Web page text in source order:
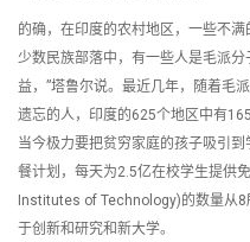
的确，在印度的农村地区，一些不
少数民族部落中，有一些人是毛派
益，”塔鲁尔说。最近几年，随着毛
遗忘的人，印度的625个地区中有
当今极力要把贫穷家庭的孩子吸引
餐计划，每天为2.5亿在校学生提供
Institutes of Technology)的数量从
于创新和研究和新大学。